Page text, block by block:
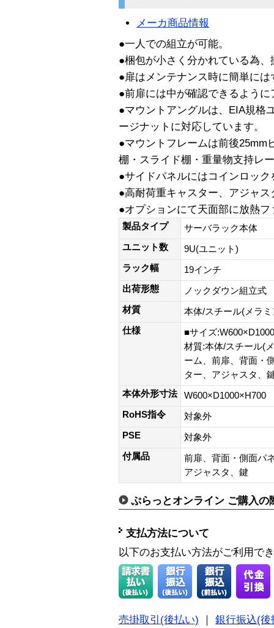
メーカ商品情報
●一人での組立が可能。
●梱包が小さく分かれている為
●扉はメンテナンス時に簡単に
●前扉には中が確認できるよう
●マウントアングルは、EIA規格
ージナットに対応しています。
●マウントフレームは前後25mm
棚・スライド棚・重量物支持レ
●サイドパネルにはコインロック
●高耐荷重キャスター、アジャ
●オプションにて天面部に放熱
製品タイプ
サーバラック本体
ユニット数
9U(ユニット)
ラック幅
19インチ
出荷形態
ノックダウン組立式
材質
本体/スチール(メラ
仕様
■サイズ
材質:本体/スチール(
ーム、前扉、背面・
ター、アジャスタ、
本体外形寸法
W600×D1000×H700
RoHS指令
対象外
PSE
対象外
付属品
前扉、背面・側面パ
アジャスタ、鍵
ぷらっとオンライン ご購入の
支払方法について
以下のお支払い方法がご利用で
売掛取引(後払い) ｜ 銀行振込(後